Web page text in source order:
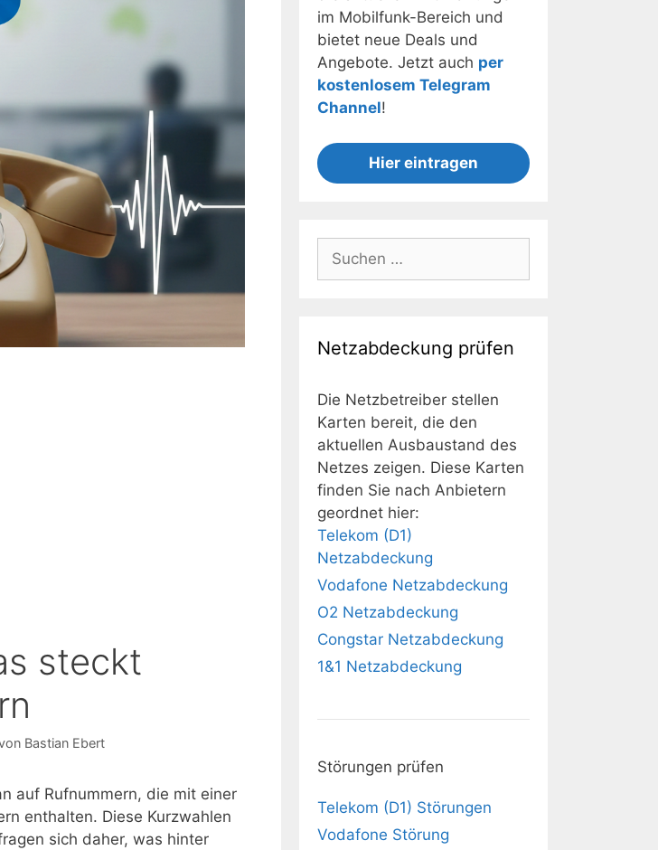
steckt
Bastian Ebert
auf Rufnummern, die mit einer
enthalten. Diese Kurzwahlen
sich daher, was hinter
im Mobilfunk-Bereich und
bietet neue Deals und
Angebote. Jetzt auch per
kostenlosem Telegram
Channel!
Hier eintragen
nach:
Netzabdeckung prüfen
Die Netzbetreiber stellen
Karten bereit, die den
aktuellen Ausbaustand des
Netzes zeigen. Diese Karten
finden Sie nach Anbietern
geordnet hier:
Telekom (D1)
Netzabdeckung
Vodafone Netzabdeckung
O2 Netzabdeckung
Congstar Netzabdeckung
1&1 Netzabdeckung
Störungen prüfen
Telekom (D1) Störungen
Vodafone Störung